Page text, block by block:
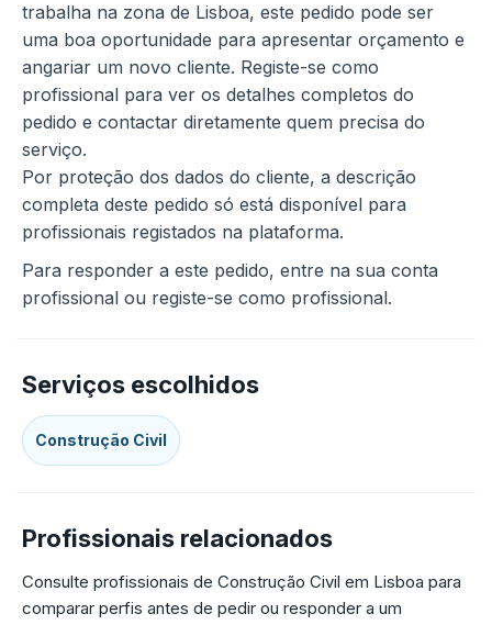
trabalha na zona de Lisboa, este pedido pode ser
uma boa oportunidade para apresentar orçamento e
angariar um novo cliente. Registe-se como
profissional para ver os detalhes completos do
pedido e contactar diretamente quem precisa do
serviço.
Por proteção dos dados do cliente, a descrição
completa deste pedido só está disponível para
profissionais registados na plataforma.
Para responder a este pedido, entre na sua conta
profissional ou registe-se como profissional.
Serviços escolhidos
Construção Civil
Profissionais relacionados
Consulte profissionais de Construção Civil em Lisboa para
comparar perfis antes de pedir ou responder a um